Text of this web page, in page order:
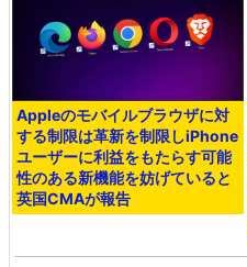
Appleのモバイルブラウザに対
する制限は革新を制限しiPhone
ユーザーに利益をもたらす可能
性のある新機能を妨げていると
英国CMAが報告